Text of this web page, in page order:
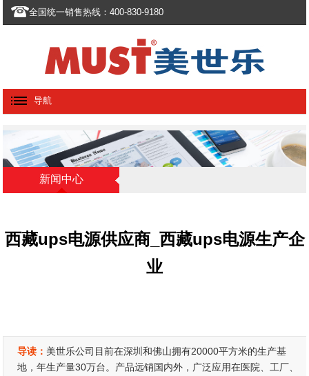
全国统一销售热线：400-830-9180
导航
新闻中心
西藏ups电源供应商_西藏ups电源生产企
业
导读： 美世乐公司目前在深圳和佛山拥有20000平方米的生产基
地，年生产量30万台。产品远销国内外，广泛应用在医院、工厂、